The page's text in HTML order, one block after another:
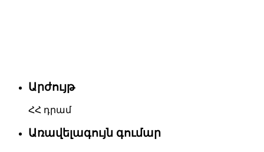
Արժույթ
ՀՀ դրամ
Առավելագույն գումար